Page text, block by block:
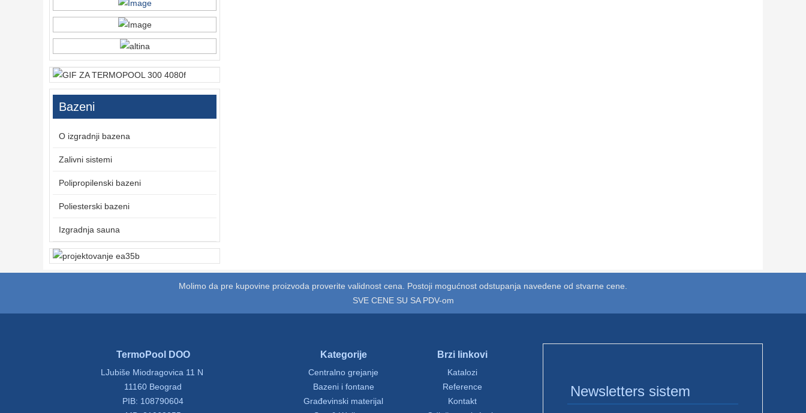
Bazeni
O izgradnji bazena
Zalivni sistemi
Polipropilenski bazeni
Poliesterski bazeni
Izgradnja sauna
Molimo da pre kupovine proizvoda proverite validnost cena. Postoji mogućnost odstupanja navedene od stvarne cene.
SVE CENE SU SA PDV-om
TermoPool DOO
LJubiše Miodragovica 11 N
11160 Beograd
PIB: 108790604
Kategorije
Centralno grejanje
Bazeni i fontane
Građevinski materijal
Brzi linkovi
Katalozi
Reference
Kontakt
Newsletters sistem